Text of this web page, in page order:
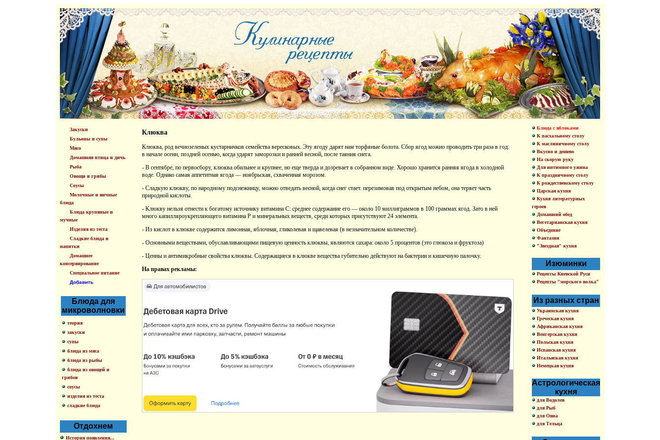
Закуски
Бульоны и супы
Мясо
Домашняя птица и дичь
Рыба
Овощи и грибы
Соусы
Молочные и яичные
блюда
Блюда крупяные и
мучные
Изделия из теста
Сладкие блюда и
напитки
Домашнее
консервирование
Специальное питание
Добавить
Блюда для
микроволновки
теория
закуски
супы
блюда из мяса
блюда из рыбы
блюда из овощей и
грибов
соусы
изделия из теста
сладкие блюда
Отдохнем
История появления...
Клюква
Клюква, род вечнозеленых кустарничков семейства вересковых. Эту ягоду дарят нам торфяные болота. Сбор ягод можно проводить три раза в год:
в начале осени, поздней осенью, когда ударят заморозки и ранней весной, после таяния снега.
- В сентябре, по первосбору, клюква обильнее и крупнее, но еще тверда и дозревает в собранном виде. Хорошо хранится ранняя ягода в холодной
воде. Однако самая аппетитная ягода — ноябрьская, схваченная морозом.
- Сладкую клюкву, по народному подснежницу, можно отведать весной, когда снег стает. перезимовав под открытым небом, она теряет часть
природной кислоты.
- Клюкву нельзя отнести к богатому источнику витамина С: среднее содержание его — около 10 миллиграммов в 100 граммах ягод. Зато в ней
много капилляроукрепляющего витамина Р и минеральных веществ, среди которых присутствуют 24 элемента.
- Из кислот в клюкве содержится лимонная, яблочная, гликолевая и щавелевая (в незначительном количестве).
- Основными веществами, обуславливающими пищевую ценность клюквы, являются сахара: около 5 процентов (это глюкоза и фруктоза)
- Ценны и антимикробные свойства клюквы. Содержащиеся в клюкве вещества губительно действуют на бактерии и кишечную палочку.
На правах рекламы:
Блюда с яблоками
К пасхальному столу
К маслиничному столу
Вкусно и дешево
На скорую руку
Для интимного ужина
К праздничному столу
К рождественскому столу
Царская кухня
Кухня литературных
героев
Домашний обед
Вегетарианская кухня
Объедение
Фантазии
"Звездная" кухня
Изюминки
Рецепты Киевской Руси
Рецепты "морского волка"
Из разных стран
Украинская кухня
Греческая кухня
Африканская кухня
Венгерская кухня
Польская кухня
Испанская кухня
Итальяская кухня
Немецкая кухня
Астрологическая
кухня
для Водолея
для Рыб
для Овна
для Тельца